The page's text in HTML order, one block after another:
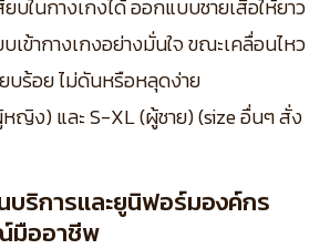
ยบในกางเกงได้ ออกแบบชายเสื้อให้ยาว
เข้ากางเกงอย่างมั่นใจ ขณะเคลื่อนไหว
บร้อย ไม่ดันหรือหลุดง่าย
ญิง) และ S-XL (ผู้ชาย) (size อื่นๆ สั่ง
บริการและยูนิฟอร์มองค์กร
มืออาชีพ